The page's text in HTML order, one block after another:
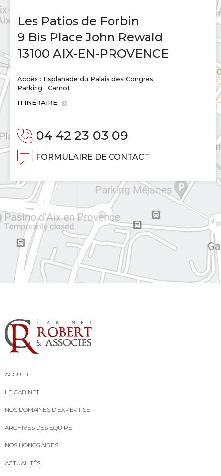
Les Patios de Forbin
9 Bis Place John Rewald
13100 AIX-EN-PROVENCE
Accès : Esplanade du Palais des Congrès
Parking : Carnot
ITINÉRAIRE
04 42 23 03 09
FORMULAIRE DE CONTACT
ACCUEIL
LE CABINET
NOS DOMAINES D’EXPERTISE
ARCHIVES DES EQUIPE
NOS HONORAIRES
ACTUALITÉS